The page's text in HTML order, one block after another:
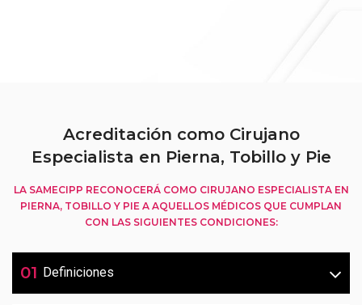
Acreditación como Cirujano
Especialista en Pierna, Tobillo y Pie
LA SAMECIPP RECONOCERÁ COMO CIRUJANO ESPECIALISTA EN
PIERNA, TOBILLO Y PIE A AQUELLOS MÉDICOS QUE CUMPLAN
CON LAS SIGUIENTES CONDICIONES:
01 Definiciones